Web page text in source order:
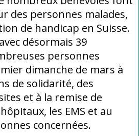
des personnes malades,
de handicap en Suisse.
désormais 39
personnes
dimanche de mars à
de solidarité, des
et à la remise de
les EMS et au
concernées.